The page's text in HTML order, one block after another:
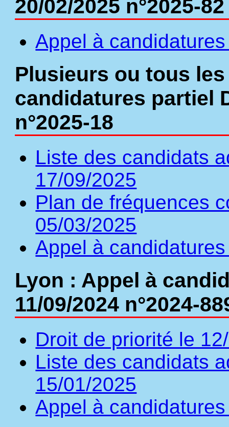
20/02/2025 n°2025-82
Appel à
Plusieurs ou tous les
candidatures partiel
n°2025-18
Liste des candidats
17/09/2025
Plan de fréquences
05/03/2025
Appel à
Lyon : Appel à
11/09/2024 n°2024-
Droit de priorité le
Liste des candidats
15/01/2025
Appel à